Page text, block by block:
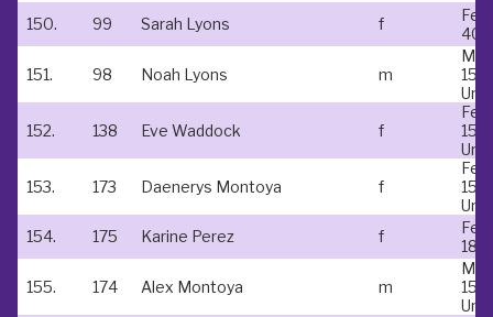
150.
99 Sarah Lyons f
40-
151. 98 Noah Lyons m
15 &
152.
138 Eve Waddock f
15 &
153.
173 Daenerys Montoya f
15 &
154.
175 Karine Perez f
18-
155. 174 Alex Montoya m
15 &